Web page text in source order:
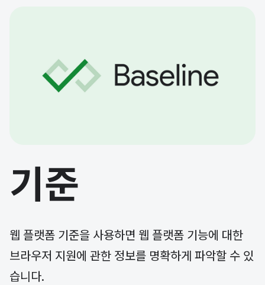
기준
웹 플랫폼 기준을 사용하면 웹 플랫폼 기능에 대한
브라우저 지원에 관한 정보를 명확하게 파악할 수 있
습니다.